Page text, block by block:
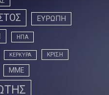
ΕΥΡΩΠΗ
ΗΠΑ
ΚΕΡΚΥΡΑ ΚΡΙΣΗ
ΜΜΕ